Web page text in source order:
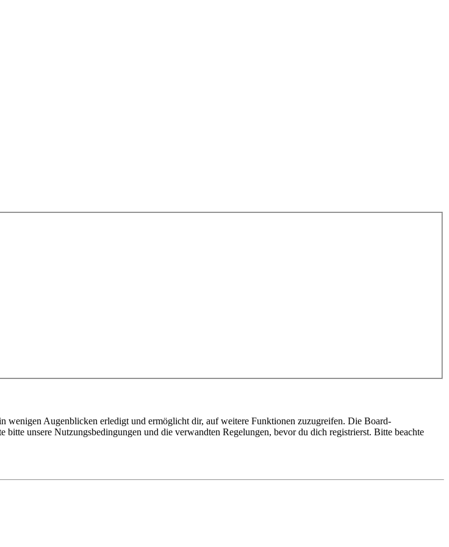
wenigen Augenblicken erledigt und ermöglicht dir, auf weitere Funktionen zuzugreifen. Die Board-
unsere Nutzungsbedingungen und die verwandten Regelungen, bevor du dich registrierst. Bitte beachte